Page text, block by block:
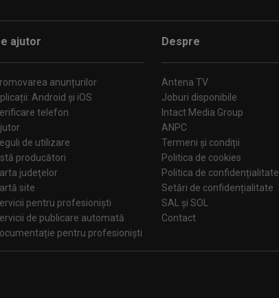
ajutor
anunțurilor
Android și iOS
telefon
de utilizare
producători
judeţelor
site
pentru profesioniști
de publicare automată
pentru profesioniști
Despre
Antena TV
Joburi disponibile
Intact Media Group
ANPC
Termeni și condiții
Politica de cookies
Politica de confidențialitate
Setări de confidențialitate
SAL și SOL
Contact